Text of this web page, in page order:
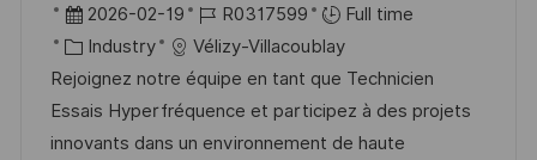
o
c
a
t
i
P
o
s
t
e
2026-02-19
J
o
b
I
d
R0317599
Full time
C
a
t
e
Industry
Vélizy-Villacoublay
Rejoignez notre équipe en tant que Technicien
Essais Hyperfréquence et participez à des projets
innovants dans un environnement de haute